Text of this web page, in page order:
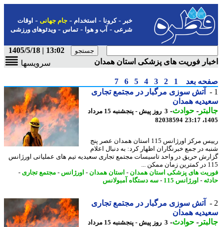
-کرونا-استخدام- جام جهانی-اوقات
شرعی-آب و هوا-تماس-ویدئوهای ورزشی
13:02 | 1405/5/18
فوریت های پزشکی استان همدان
سرویسها
بعد 1
2
3
4
5
6
7
آتش سوزی مرگبار در مجتمع تجاری
همدان
-حوادث -
3 روز پیش - پنجشنبه 15 مرداد
82038594
رییس مرکز اورژانس 115 استان همدان عصر پنج
در جمع خبرنگاران اظهار کرد: به دنبال اعلام
حریق در واحد تاسیسات مجتمع تجاری سعیدیه تیم های عملیاتی اورژانس
های پزشکی استان همدان- استان همدان- اورژانس -مجتمع تجاری-
-اورژانس 115 -سه دستگاه آمبولانس
آتش سوزی مرگبار در مجتمع تجاری
همدان
-حوادث -
3 روز پیش - پنجشنبه 15 مرداد